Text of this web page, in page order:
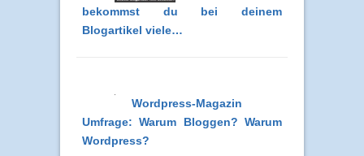
bekommst du bei deinem
Blogartikel viele…
Wordpress-Magazin
Umfrage: Warum Bloggen? Warum
Wordpress?